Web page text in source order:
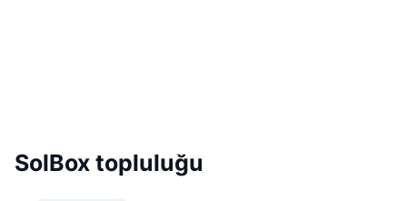
SolBox topluluğu